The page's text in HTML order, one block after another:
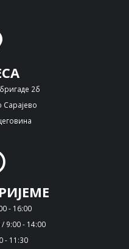
2б
Сарајево
- 16:00
9:00 - 14:00
- 11:30